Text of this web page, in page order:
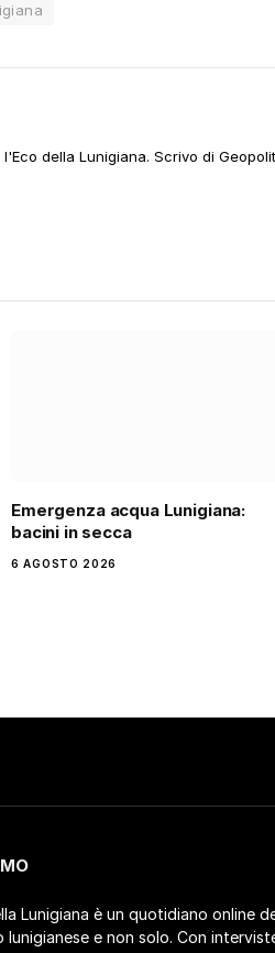
della Lunigiana. Scrivo di
Emergenza acqua Lunigiana:
bacini in secca
6 AGOSTO 2026
Lunigiana è un quotidiano online
lunigianese e non solo. Con